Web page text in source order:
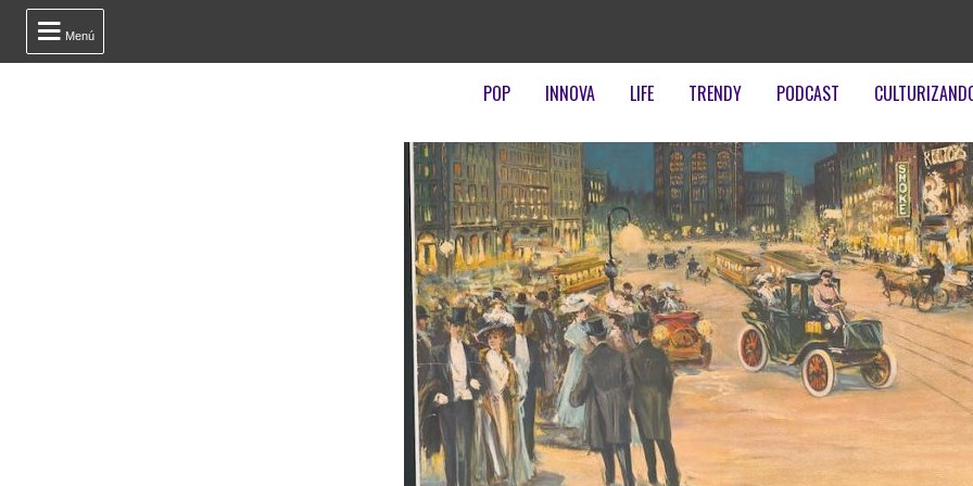
 Menú
POP INNOVA LIFE TRENDY PODCAST